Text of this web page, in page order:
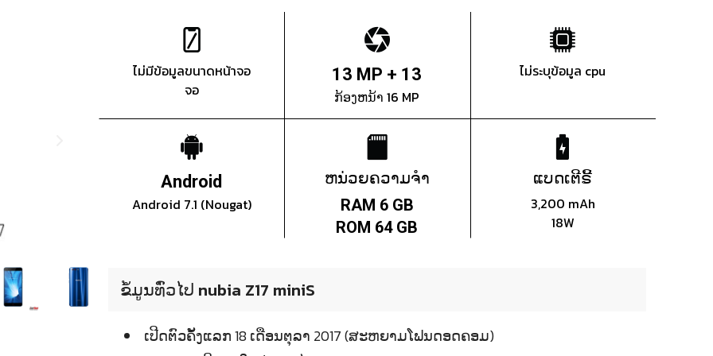
ไม่มีข้อมูลขนาดหน้าจอ
จอ
13 MP + 13
ກ້ອງຫນ້າ 16 MP
ไม่ระบุข้อมูล cpu
Android
Android 7.1 (Nougat)
ຫນ່ວຍຄວາມຈຳ
RAM 6 GB
ROM 64 GB
ແບດເຕີຣີ້
3,200 mAh
18W
ຂໍ້ມູນທົ່ວໄປ nubia Z17 miniS
ເປີດຕົວຄັ້ງແລກ 18 ເດືອນຕຸລາ 2017 (ສະຫຍາມໂຟນດອດຄອມ)